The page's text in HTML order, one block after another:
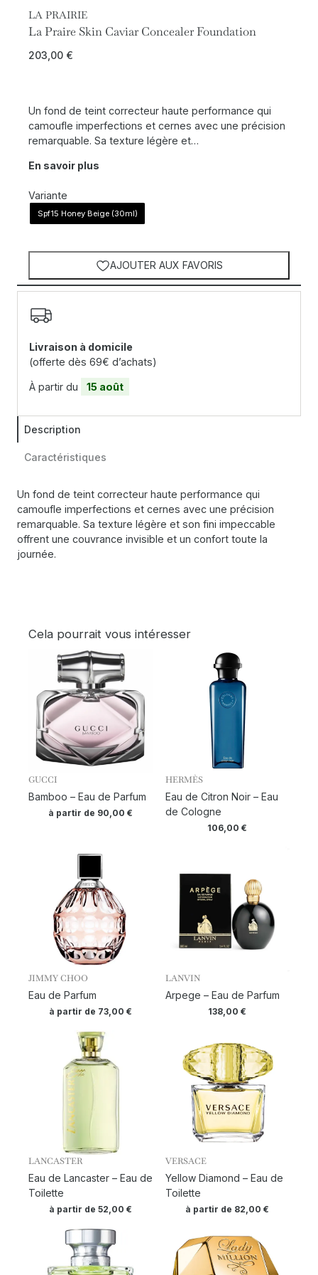
LA PRAIRIE
La Praire Skin Caviar Concealer Foundation
203,00 €
Un fond de teint correcteur haute performance qui
camoufle imperfections et cernes avec une précision
remarquable. Sa texture légère et…
En savoir plus
Variante
Spf15 Honey Beige (30ml)
AJOUTER AUX FAVORIS
Livraison à domicile
(offerte dès 69€ d’achats)
À partir du 15 août
Description
Caractéristiques
Un fond de teint correcteur haute performance qui
camoufle imperfections et cernes avec une précision
remarquable. Sa texture légère et son fini impeccable
offrent une couvrance invisible et un confort toute la
journée.
Cela pourrait vous intéresser
GUCCI
Bamboo – Eau de Parfum
à partir de 90,00€
HERMÈS
Eau de Citron Noir – Eau
de Cologne
106,00€
JIMMY CHOO
Eau de Parfum
à partir de 73,00€
LANVIN
Arpege – Eau de Parfum
138,00€
LANCASTER
Eau de Lancaster – Eau de
Toilette
à partir de52,00€
VERSACE
Yellow Diamond – Eau de
Toilette
à partir de 82,00€